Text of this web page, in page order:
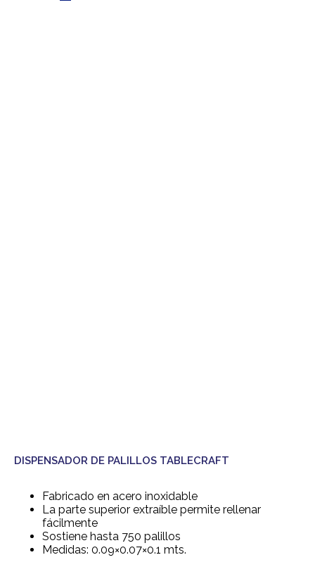
DISPENSADOR DE PALILLOS TABLECRAFT
Fabricado en acero inoxidable
La parte superior extraíble permite rellenar
fácilmente
Sostiene hasta 750 palillos
Medidas: 0.09×0.07×0.1 mts.